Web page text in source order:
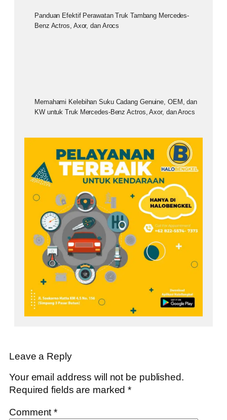
Panduan Efektif Perawatan Truk Tambang Mercedes-
Benz Actros, Axor, dan Arocs
Memahami Kelebihan Suku Cadang Genuine, OEM, dan
KW untuk Truk Mercedes-Benz Actros, Axor, dan Arocs
Leave a Reply
Your email address will not be published.
Required fields are marked*
Comment*